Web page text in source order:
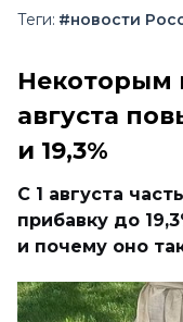
Теги: #новости
Некоторым
августа
и 19,3%
С 1 августа
прибавку до
и почему оно